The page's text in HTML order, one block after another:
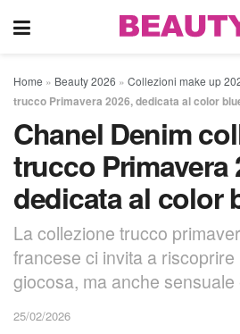
Home » Beauty 2026 » Collezioni make up
trucco Primavera 2026, dedicata al color
Chanel Denim
trucco Primavera
dedicata al color
La collezione trucco
francese ci invita a
giocosa, ma anche sensuale
25/02/2026